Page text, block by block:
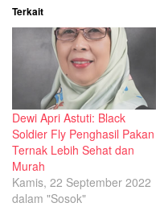
Terkait
Dewi Apri Astuti: Black
Soldier Fly Penghasil Pakan
Ternak Lebih Sehat dan
Murah
Kamis, 22 September 2022
dalam "Sosok"